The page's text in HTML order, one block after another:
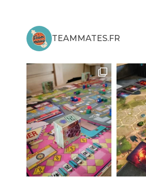
TEAMMATES.FR